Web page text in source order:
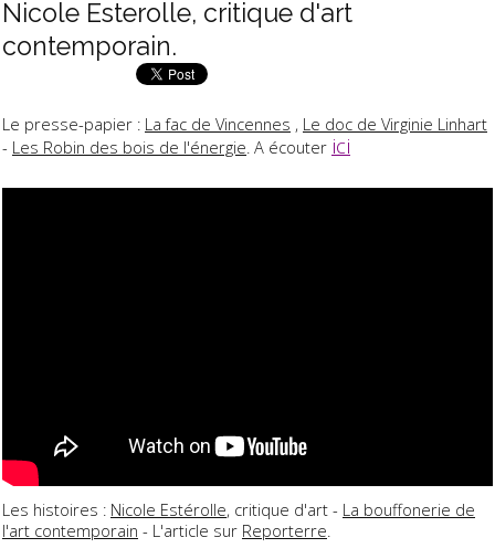
Nicole Esterolle, critique d'art
contemporain.
Le presse-papier : La fac de Vincennes , Le doc de Virginie Linhart
- Les Robin des bois de l'énergie. A écouter ici
Les histoires : Nicole Estérolle, critique d'art - La bouffonerie de
l'art contemporain - L'article sur Reporterre.